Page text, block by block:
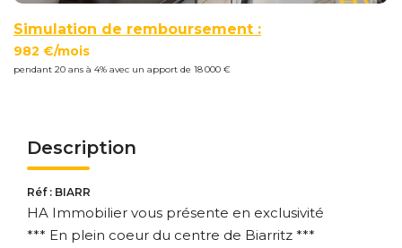
Simulation de remboursement :
982 €/mois
pendant 20 ans à 4% avec un apport de 18 000 €
Description
Réf : BIARR
HA Immobilier vous présente en exclusivité
*** En plein coeur du centre de Biarritz ***